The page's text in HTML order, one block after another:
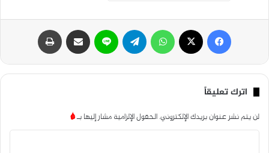
اترك تعليقاً
لن يتم نشر عنوان بريدك الإلكتروني.الحقول الإلزامية مشار إليها بـ*